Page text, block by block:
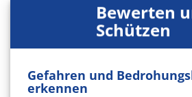
Bewerten
Schützen
Gefahren und
erkennen